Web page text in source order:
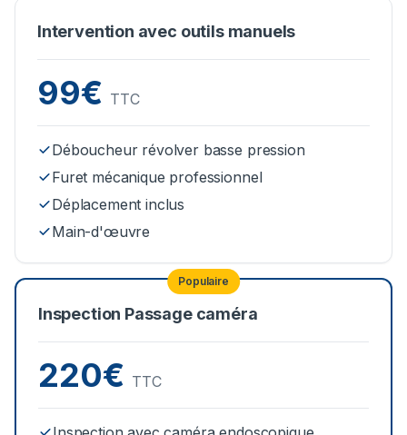
Intervention avec outils manuels
99€ TTC
Déboucheur révolver basse pression
Furet mécanique professionnel
Déplacement inclus
Main-d'œuvre
Populaire
Inspection Passage caméra
220€ TTC